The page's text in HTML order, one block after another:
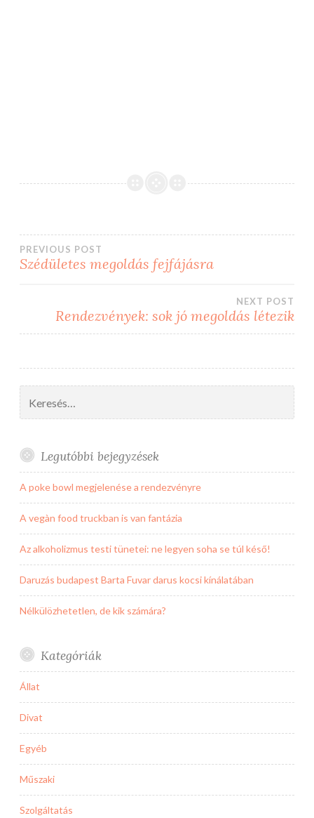
Bejegyzés
PREVIOUS POST
Szédületes megoldás fejfájásra
NEXT POST
Rendezvények: sok jó megoldás létezik
Legutóbbi bejegyzések
A poke bowl megjelenése a rendezvényre
A vegàn food truckban is van fantázia
Az alkoholizmus testi tünetei: ne legyen soha se túl késő!
Daruzás budapest Barta Fuvar darus kocsi kínálatában
Nélkülözhetetlen, de kik számára?
Kategóriák
Állat
Divat
Egyéb
Műszaki
Szolgáltatás